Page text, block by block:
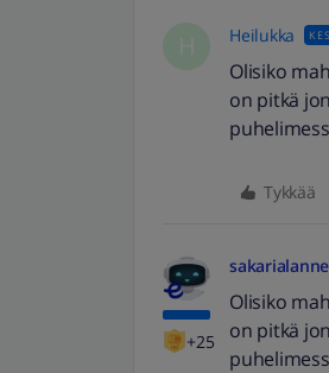
Heilukka
Olisiko
on pitkä
Tykkää
+25
sakarialanne
Olisiko
on pitkä